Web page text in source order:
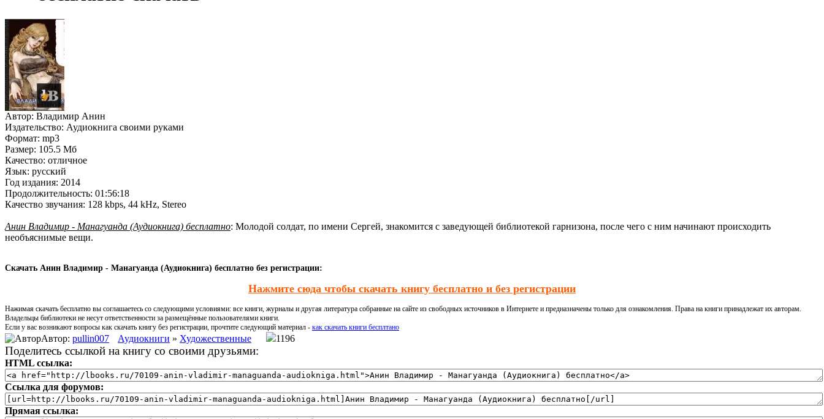
Автор: Владимир Анин
Издательство: Аудиокнига своими руками
Формат: mp3
Размер: 105.5 Мб
Качество: отличное
Язык: русский
Год издания: 2014
Продолжительность: 01:56:18
Качество звучания: 128 kbps, 44 kHz, Stereo
Анин Владимир - Манагуанда (Аудиокнига) бесплатно: Молодой солдат, по имени Сергей, знакомится с заведующей библиотекой гарнизона, после чего с ним начинают происходить
необъяснимые вещи.
Скачать Анин Владимир - Манагуанда (Аудиокнига) бесплатно без регистрации:
Нажмите сюда чтобы скачать книгу бесплатно и без регистрации
Нажимая скачать бесплатно вы соглашаетесь со следующими условиями: все книги, журналы и другая литература собранные на сайте из свободных источников в Интернете и предназначены только для ознакомления. Права на книги принадлежат их авторам.
Владельцы библиотеки не несут ответственности за размещённые пользователями книги.
Если у вас возникают вопросы как скачать книгу без регистрации, прочтите следующий материал - как скачать книги бесплтано
Автор: pullin007 Аудиокниги » Художественные 1196
Поделитесь ссылкой на книгу со своими друзьями:
HTML ссылка:
Ссылка для форумов:
Прямая ссылка: